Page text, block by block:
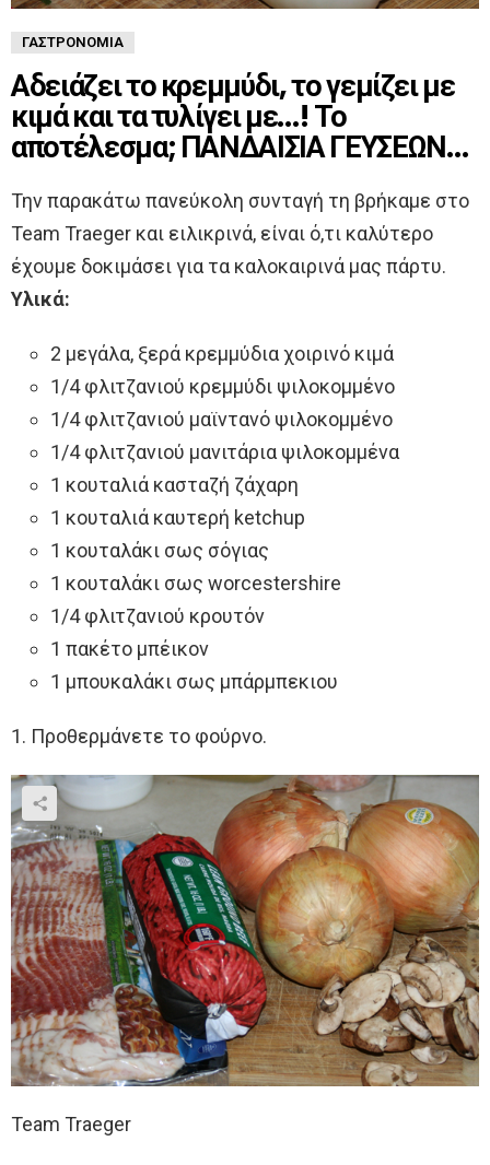
ΓΑΣΤΡΟΝΟΜΊΑ
Αδειάζει το κρεμμύδι, το γεμίζει με
κιμά και τα τυλίγει με…! Το
αποτέλεσμα; ΠΑΝΔΑΙΣΙΑ ΓΕΥΣΕΩΝ…
Την παρακάτω πανεύκολη συνταγή τη βρήκαμε στο
Team Traeger και ειλικρινά, είναι ό,τι καλύτερο
έχουμε δοκιμάσει για τα καλοκαιρινά μας πάρτυ.
Υλικά:
2 μεγάλα, ξερά κρεμμύδια χοιρινό κιμά
1/4 φλιτζανιού κρεμμύδι ψιλοκομμένο
1/4 φλιτζανιού μαϊντανό ψιλοκομμένο
1/4 φλιτζανιού μανιτάρια ψιλοκομμένα
1 κουταλιά κασταζή ζάχαρη
1 κουταλιά καυτερή ketchup
1 κουταλάκι σως σόγιας
1 κουταλάκι σως worcestershire
1/4 φλιτζανιού κρουτόν
1 πακέτο μπέικον
1 μπουκαλάκι σως μπάρμπεκιου
1. Προθερμάνετε το φούρνο.
Team Traeger